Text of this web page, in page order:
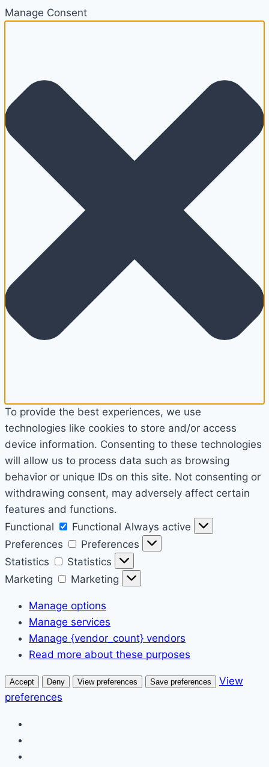
Manage Consent
To provide the best experiences, we use
technologies like cookies to store and/or access
device information. Consenting to these technologies
will allow us to process data such as browsing
behavior or unique IDs on this site. Not consenting or
withdrawing consent, may adversely affect certain
features and functions.
Functional
Functional Always active
Preferences
Preferences
Statistics
Statistics
Marketing
Marketing
Manage options
Manage services
Manage {vendor_count} vendors
Read more about these purposes
Accept Deny View preferences Save preferences
View
preferences